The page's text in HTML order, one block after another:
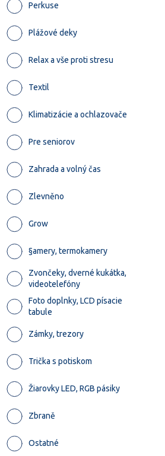
Perkuse
Plážové deky
Relax a vše proti stresu
Textil
Klimatizácie a ochlazovače
Pre seniorov
Zahrada a volný čas
Zlevněno
Grow
§amery, termokamery
Zvončeky, dverné kukátka,
videotelefóny
Foto doplnky, LCD písacie
tabule
Zámky, trezory
Trička s potiskom
Žiarovky LED, RGB pásiky
Zbraně
Ostatné